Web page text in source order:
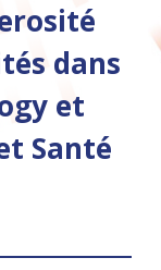
dans
et
Santé